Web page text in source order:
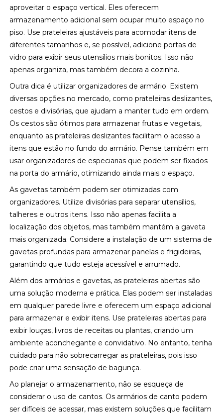
aproveitar o espaço vertical. Eles oferecem
armazenamento adicional sem ocupar muito espaço no
piso. Use prateleiras ajustáveis para acomodar itens de
diferentes tamanhos e, se possível, adicione portas de
vidro para exibir seus utensílios mais bonitos. Isso não
apenas organiza, mas também decora a cozinha.
Outra dica é utilizar organizadores de armário. Existem
diversas opções no mercado, como prateleiras deslizantes,
cestos e divisórias, que ajudam a manter tudo em ordem.
Os cestos são ótimos para armazenar frutas e vegetais,
enquanto as prateleiras deslizantes facilitam o acesso a
itens que estão no fundo do armário. Pense também em
usar organizadores de especiarias que podem ser fixados
na porta do armário, otimizando ainda mais o espaço.
As gavetas também podem ser otimizadas com
organizadores. Utilize divisórias para separar utensílios,
talheres e outros itens. Isso não apenas facilita a
localização dos objetos, mas também mantém a gaveta
mais organizada. Considere a instalação de um sistema de
gavetas profundas para armazenar panelas e frigideiras,
garantindo que tudo esteja acessível e arrumado.
Além dos armários e gavetas, as prateleiras abertas são
uma solução moderna e prática. Elas podem ser instaladas
em qualquer parede livre e oferecem um espaço adicional
para armazenar e exibir itens. Use prateleiras abertas para
exibir louças, livros de receitas ou plantas, criando um
ambiente aconchegante e convidativo. No entanto, tenha
cuidado para não sobrecarregar as prateleiras, pois isso
pode criar uma sensação de bagunça.
Ao planejar o armazenamento, não se esqueça de
considerar o uso de cantos. Os armários de canto podem
ser difíceis de acessar, mas existem soluções que facilitam